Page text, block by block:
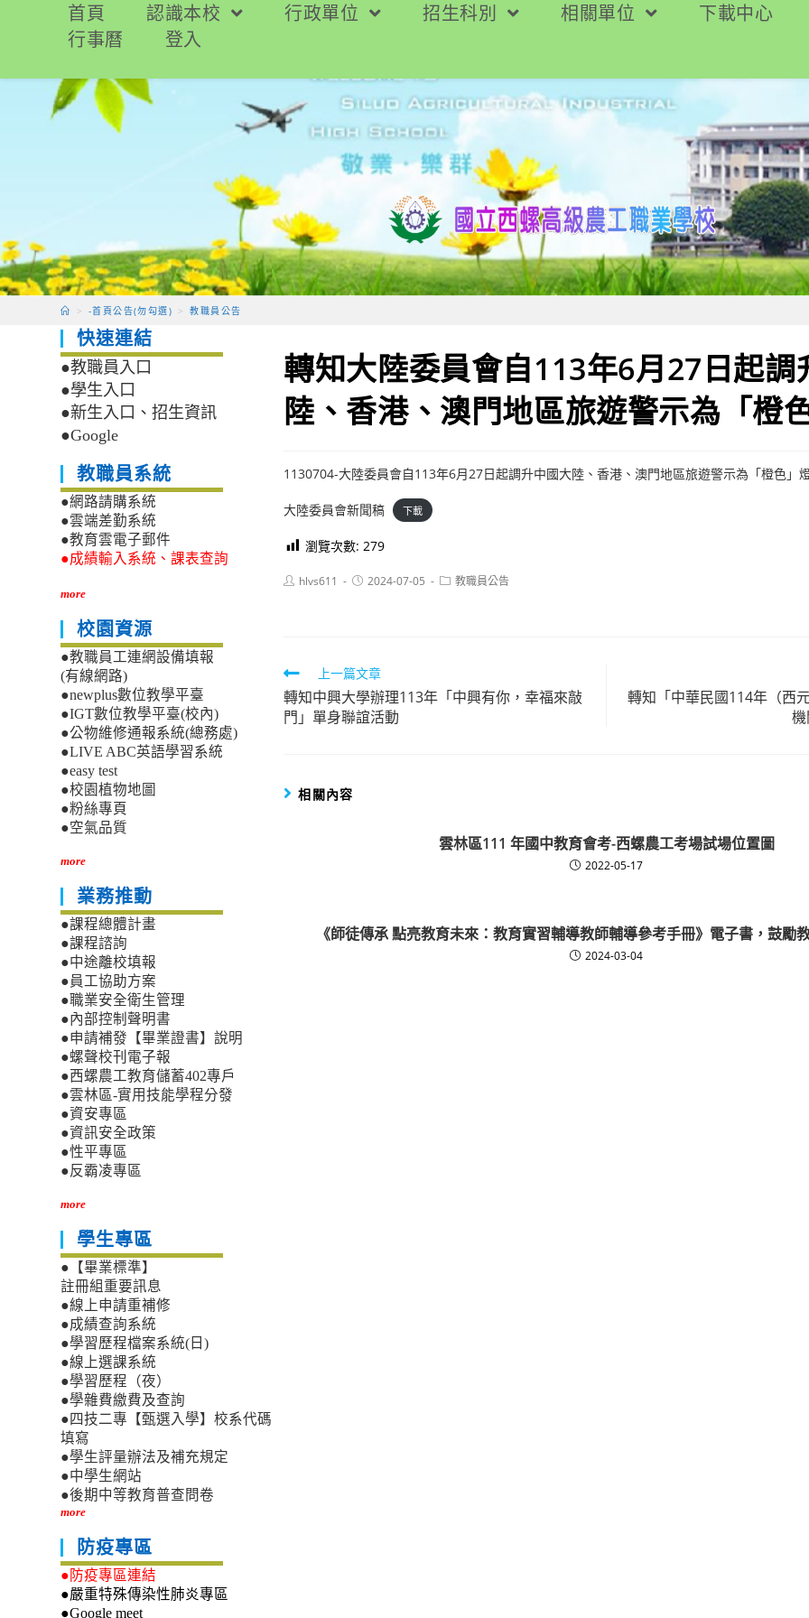
要
首頁 認識本校 行政單位 招生科別 相關單位 下載中心
行事曆
登入
> -首頁公告(勿勾選) > 教職員公告
轉知大陸委員會自113年6月27日起調
陸、香港、澳門地區旅遊警示為「橙
1130704-大陸委員會自113年6月27日起調升中國大陸、香港、澳門地區旅遊警示為「橙色」
大陸委員會新聞稿 下載
瀏覽次數: 279
Posthlvs611
Post2024-07-05
Post教職員公告
Read
more
articles
上一篇文章
轉知中興大學辦理113年「中興有你，幸福來敲
門」單身聯誼活動
轉知「中華民國114年（西
相關內容
雲林區111 年國中教育會考-西螺農工考場試場位置圖
2022-05-17
《師徒傳承 點亮教育未來：教育實習輔導教師輔導參考手冊》電子書，鼓勵
2024-03-04
快速連結
●教職員入口
●學生入口
●新生入口、招生資訊
●Google
教職員系統
●網路請購系統
●雲端差勤系統
●教育雲電子郵件
●成績輸入系統、課表查詢
more
校園資源
●教職員工連網設備填報
(有線網路)
●newplus數位教學平臺
●IGT數位教學平臺(校內)
●公物維修通報系統(總務處)
●LIVE ABC英語學習系統
●easy test
●校園植物地圖
●粉絲專頁
●空氣品質
more
業務推動
●課程總體計畫
●課程諮詢
●中途離校填報
●員工協助方案
●職業安全衛生管理
●內部控制聲明書
●申請補發【畢業證書】說明
●螺聲校刊電子報
●西螺農工教育儲蓄402專戶
●雲林區-實用技能學程分發
●資安專區
●資訊安全政策
●性平專區
●反霸凌專區
more
學生專區
●【畢業標準】
註冊組重要訊息
●線上申請重補修
●成績查詢系統
●學習歷程檔案系統(日)
●線上選課系統
●學習歷程（夜）
●學雜費繳費及查詢
●四技二專【甄選入學】校系代碼
填寫
●學生評量辦法及補充規定
●中學生網站
●後期中等教育普查問卷
more
防疫專區
●防疫專區連結
●嚴重特殊傳染性肺炎專區
●Google meet